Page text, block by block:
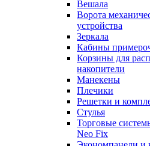
Вешала
Ворота
устройства
Зеркала
Кабины
Корзины для
накопители
Манекены
Плечики
Решетки и
Стулья
Торговые
Neo Fix